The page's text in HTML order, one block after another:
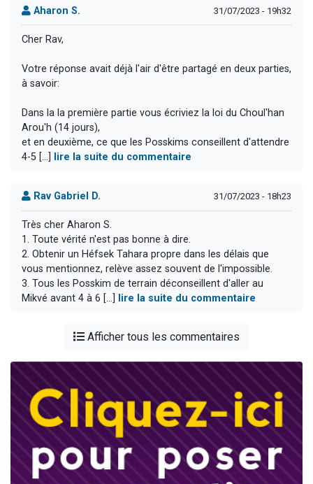
Aharon S. 31/07/2023 - 19h32
Cher Rav,
Votre réponse avait déjà l'air d'être partagé en deux parties,
à savoir:
Dans la la première partie vous écriviez la loi du Choul'han
Arou'h (14 jours),
et en deuxième, ce que les Posskims conseillent d'attendre
4-5 [...]
lire la suite du commentaire
Rav Gabriel D. 31/07/2023 - 18h23
Très cher Aharon S.
1. Toute vérité n'est pas bonne à dire.
2. Obtenir un Héfsek Tahara propre dans les délais que
vous mentionnez, relève assez souvent de l'impossible.
3. Tous les Posskim de terrain déconseillent d'aller au
Mikvé avant 4 à 6 [...]
lire la suite du commentaire
Afficher tous les commentaires